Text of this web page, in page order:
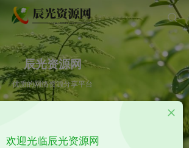
辰光资源网
优质的网络资源分享平台
欢迎光临辰光资源网